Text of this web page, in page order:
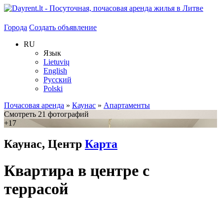
Города Создать объявление
RU
Язык
Lietuvių
English
Русский
Polski
Почасовая аренда » Каунас » Апартаменты
Смотреть 21 фотографий
+17
Каунас, Центр Карта
Квартира в центре с
террасой